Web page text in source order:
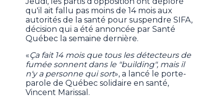
qu'il ait fallu pas moins de 14 mois aux
autorités de la santé pour suspendre SIFA,
décision qui a été annoncée par Santé
Québec la semaine dernière.
«Ça fait 14 mois que tous les détecteurs de
fumée sonnent dans le "building", mais il
n'y a personne qui sort», a lancé le porte-
parole de Québec solidaire en santé,
Vincent Marissal.